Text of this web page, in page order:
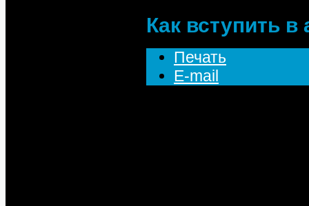
Как вступить
Печать
E-mail